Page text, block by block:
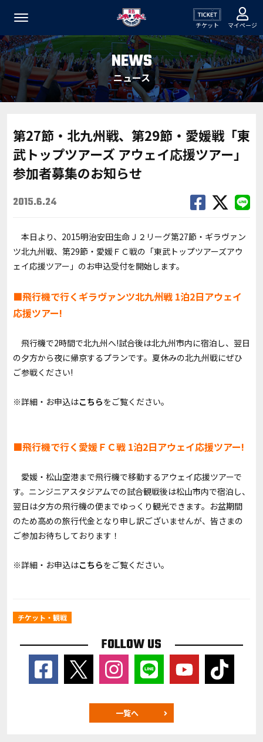
チケット マイページ
NEWS
ニュース
第27節・北九州戦、第29節・愛媛戦「東
武トップツアーズ アウェイ応援ツアー」
参加者募集のお知らせ
2015.6.24
本日より、2015明治安田生命Ｊ２リーグ第27節・ギラヴァン
ツ北九州戦、第29節・愛媛ＦＣ戦の「東武トップツアーズアウ
ェイ応援ツアー」のお申込受付を開始します。
■飛行機で行くギラヴァンツ北九州戦 1泊2日アウェイ
応援ツアー!
飛行機で2時間で北九州へ!試合後は北九州市内に宿泊し、翌日
の夕方から夜に帰京するプランです。夏休みの北九州戦にぜひ
ご参戦ください!
※詳細・お申込はこちらをご覧ください。
■飛行機で行く愛媛ＦＣ戦 1泊2日アウェイ応援ツアー!
愛媛・松山空港まで飛行機で移動するアウェイ応援ツアーで
す。ニンジニアスタジアムでの試合観戦後は松山市内で宿泊し、
翌日は夕方の飛行機の便までゆっくり観光できます。お盆期間
のため高めの旅行代金となり申し訳ございませんが、皆さまの
ご参加お待ちしております！
※詳細・お申込はこちらをご覧ください。
チケット・観戦
FOLLOW US
一覧へ